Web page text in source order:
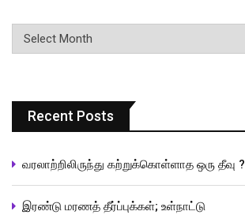
பதிவுகளின்
வரிசை
Recent Posts
வரலாற்றிலிருந்து கற்றுக்கொள்ளாத ஒரு தீவு ?
இரண்டு மரணத் தீர்ப்புக்கள்; உள்நாட்டு